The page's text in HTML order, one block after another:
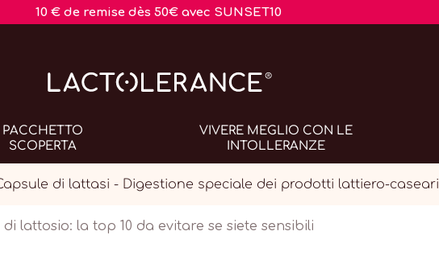
10 € de remise dès 50€ avec SUNSET10
PACCHETTO
SCOPERTA
VIVERE MEGLIO CON LE
INTOLLERANZE
Capsule di lattasi - Digestione speciale dei prodotti lattiero-caseari
lattosio: la top 10 da evitare se siete sensibili